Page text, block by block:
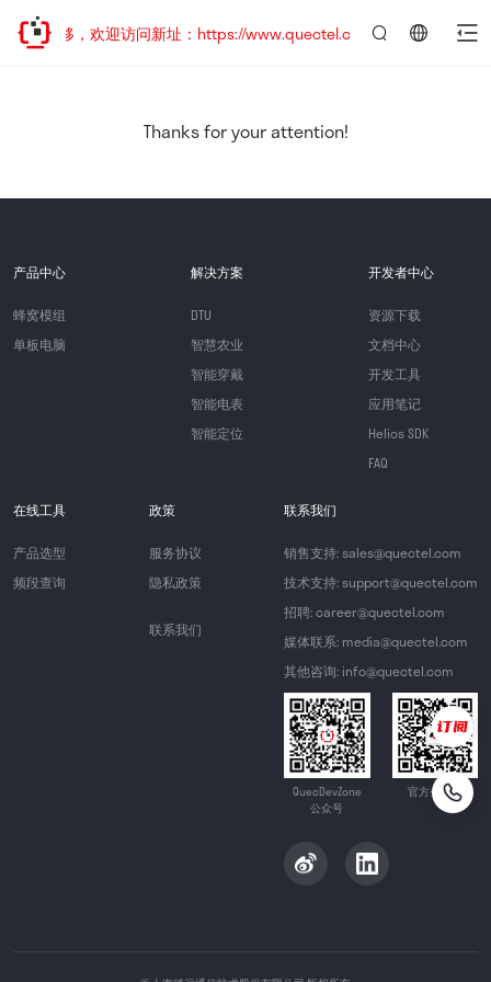
址已迁移，欢迎访问新址：https://www.quectel.com.cn
Thanks for your attention!
产品中心
蜂窝模组
单板电脑
解决方案
DTU
智慧农业
智能穿戴
智能电表
智能定位
开发者中心
资源下载
文档中心
开发工具
应用笔记
Helios SDK
FAQ
在线工具
产品选型
频段查询
政策
服务协议
隐私政策
联系我们
联系我们
销售支持: sales@quectel.com
技术支持: support@quectel.com
招聘: career@quectel.com
媒体联系: media@quectel.com
其他咨询: info@quectel.com
QuecDevZone
公众号
官方公众号